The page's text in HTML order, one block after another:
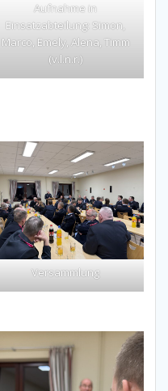
Aufnahme in
Einsatzabteilung: Simon,
Marco, Emely, Alena, Timm
(v.l.n.r.)
Versammlung